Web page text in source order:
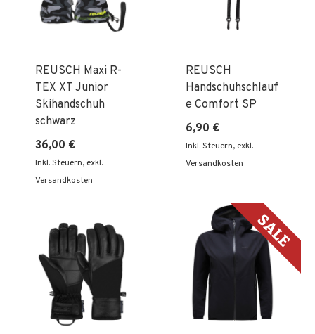
REUSCH Maxi R-
TEX XT Junior
Skihandschuh
schwarz
36,00 €
Inkl. Steuern, exkl.
Versandkosten
REUSCH
Handschuhschlauf
e Comfort SP
6,90 €
Inkl. Steuern, exkl.
Versandkosten